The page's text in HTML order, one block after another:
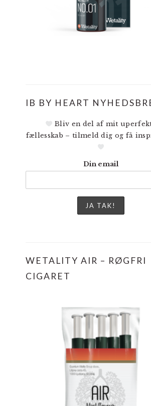
IB BY HEART
Bliv en del af mit
fællesskab – tilmeld dig og få
Din email
WETALITY AIR – RØGFRI
CIGARET